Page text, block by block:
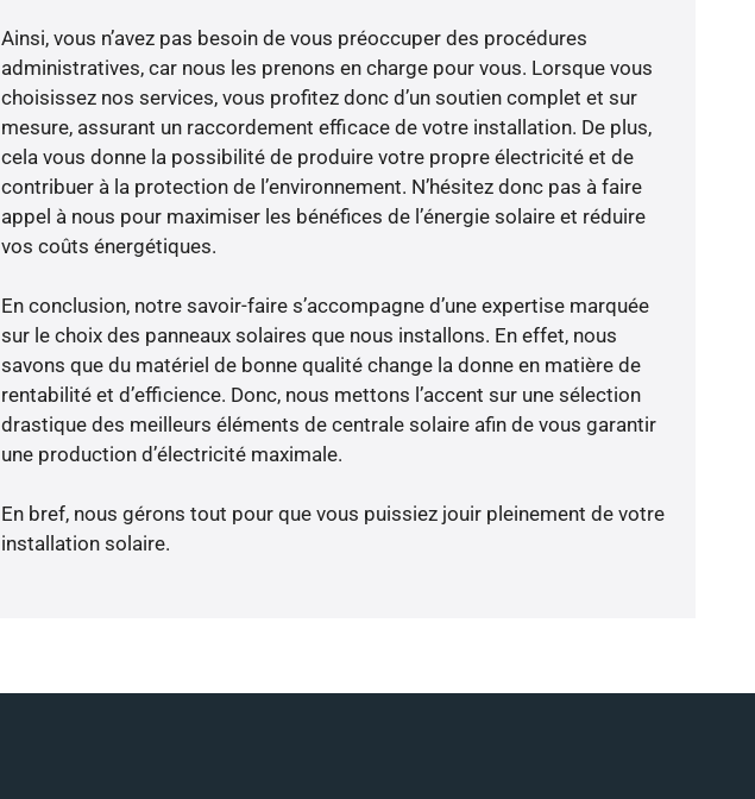
Ainsi, vous n’avez pas besoin de vous préoccuper des procédures
administratives, car nous les prenons en charge pour vous. Lorsque vous
choisissez nos services, vous profitez donc d’un soutien complet et sur
mesure, assurant un raccordement efficace de votre installation. De plus,
cela vous donne la possibilité de produire votre propre électricité et de
contribuer à la protection de l’environnement. N’hésitez donc pas à faire
appel à nous pour maximiser les bénéfices de l’énergie solaire et réduire
vos coûts énergétiques.
En conclusion, notre savoir-faire s’accompagne d’une expertise marquée
sur le choix des panneaux solaires que nous installons. En effet, nous
savons que du matériel de bonne qualité change la donne en matière de
rentabilité et d’efficience. Donc, nous mettons l’accent sur une sélection
drastique des meilleurs éléments de centrale solaire afin de vous garantir
une production d’électricité maximale.
En bref, nous gérons tout pour que vous puissiez jouir pleinement de votre
installation solaire.